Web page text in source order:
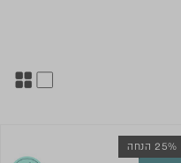
25% הנחה